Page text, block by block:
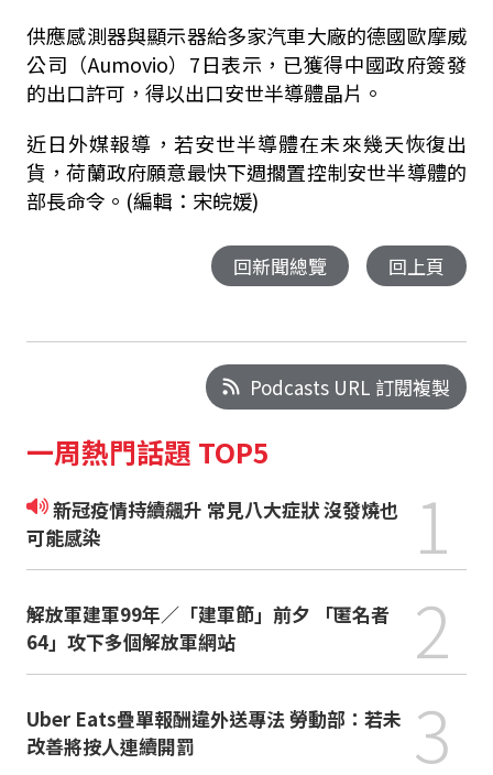
供應感測器與顯示器給多家汽車大廠的德國歐摩威
公司（Aumovio）7日表示，已獲得中國政府簽發
的出口許可，得以出口安世半導體晶片。
近日外媒報導，若安世半導體在未來幾天恢復出
貨，荷蘭政府願意最快下週擱置控制安世半導體的
部長命令。(編輯：宋皖媛)
回新聞總覽 回上頁
Podcasts URL 訂閱複製
一周熱門話題 TOP5
新冠疫情持續飆升 常見八大症狀 沒發燒也
可能感染
1
解放軍建軍99年／「建軍節」前夕 「匿名者
64」攻下多個解放軍網站
2
Uber Eats疊單報酬違外送專法 勞動部：若未
改善將按人連續開罰
3